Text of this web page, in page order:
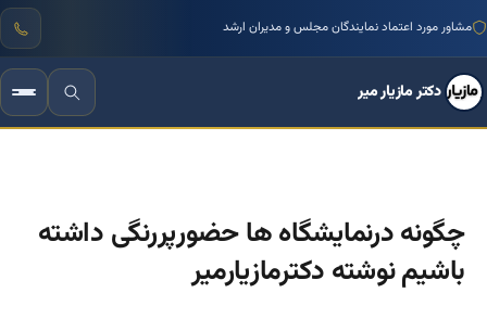
منتور بیش از ۱۰۰۰ کسب‌وکار ایرانی
دکتر مازیار میر
چگونه درنمایشگاه ها حضورپررنگی داشته
باشیم نوشته دکترمازیارمیر